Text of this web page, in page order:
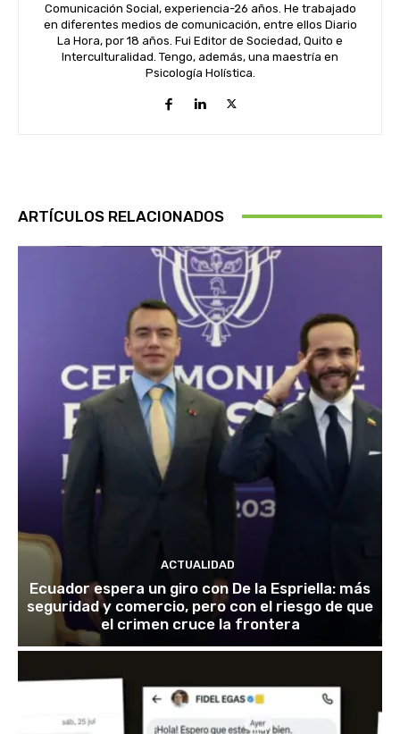
Comunicación Social, experiencia-26 años. He trabajado
en diferentes medios de comunicación, entre ellos Diario
La Hora, por 18 años. Fui Editor de Sociedad, Quito e
Interculturalidad. Tengo, además, una maestría en
Psicología Holística.
ARTÍCULOS RELACIONADOS
ACTUALIDAD
Ecuador espera un giro con De la Espriella: más
seguridad y comercio, pero con el riesgo de que
el crimen cruce la frontera